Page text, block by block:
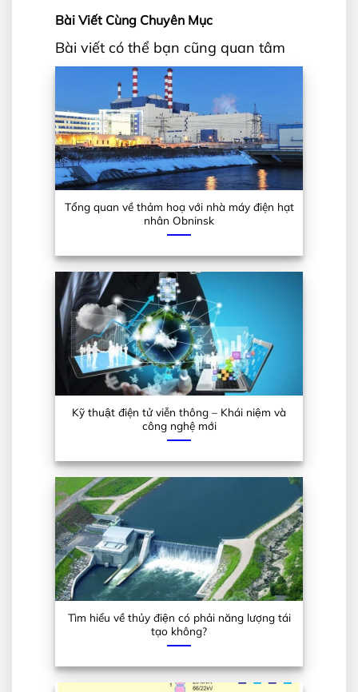
Bài Viết Cùng Chuyên Mục
Bài viết có thể bạn cũng quan tâm
Tổng quan về thảm hoạ với nhà máy điện hạt
nhân Obninsk
Kỹ thuật điện tử viễn thông – Khái niệm và
công nghệ mới
Tìm hiểu về thủy điện có phải năng lượng tái
tạo không?